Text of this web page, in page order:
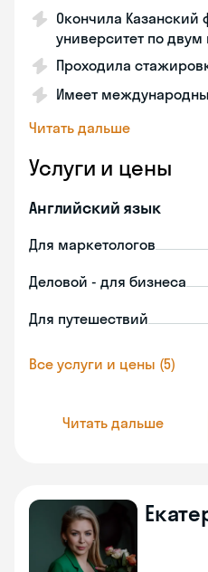
Окончила Казанский
университет по
Проходила
Имеет
Читать дальше
Услуги и цены
Английский язык
Для маркетологов
Деловой - для бизнеса
Для путешествий
Все услуги и цены (5)
Читать дальше